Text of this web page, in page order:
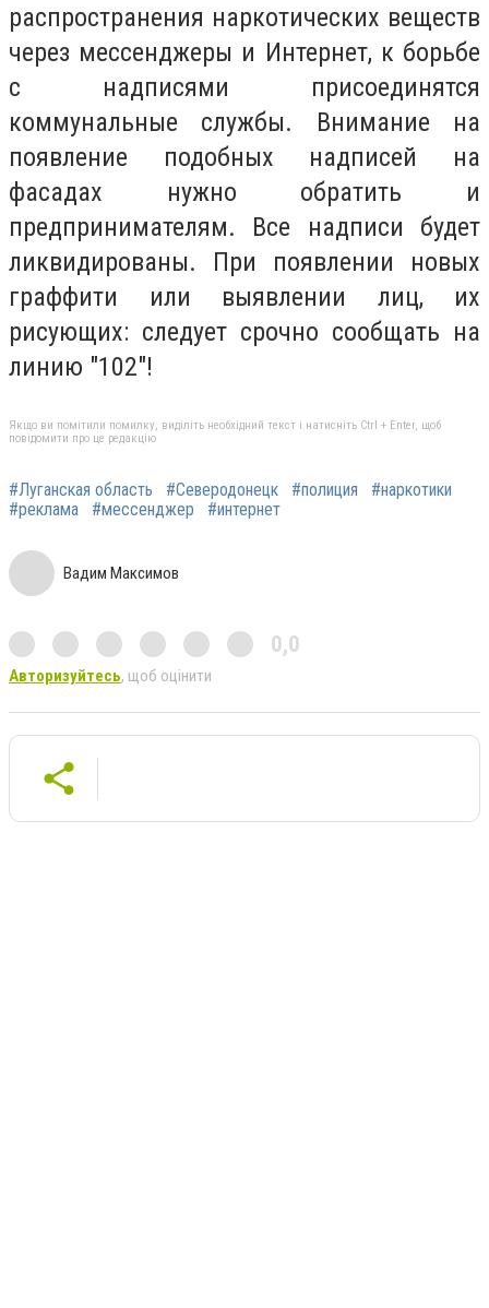
распространения наркотических веществ
через мессенджеры и Интернет, к борьбе
с надписями присоединятся
коммунальные службы. Внимание на
появление подобных надписей на
фасадах нужно обратить и
предпринимателям. Все надписи будет
ликвидированы. При появлении новых
граффити или выявлении лиц, их
рисующих: следует срочно сообщать на
линию "102"!
Якщо ви помітили помилку, виділіть необхідний текст і натисніть Ctrl + Enter, щоб
повідомити про це редакцію
#Луганская область #Северодонецк #полиция
#наркотики
#реклама
#мессенджер #интернет
Вадим Максимов
0,0
Авторизуйтесь, щоб оцінити